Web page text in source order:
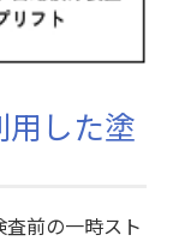
用した塗
前の一時スト